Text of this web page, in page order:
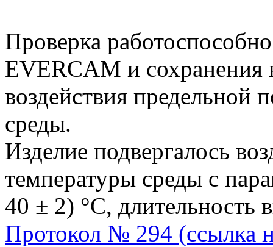
Проверка
EVERCAM и сохранения
воздействия предельной
среды.
Изделие подвергалось
температуры среды с
40 ± 2) °С, длительность
Протокол № 294 (ссылка